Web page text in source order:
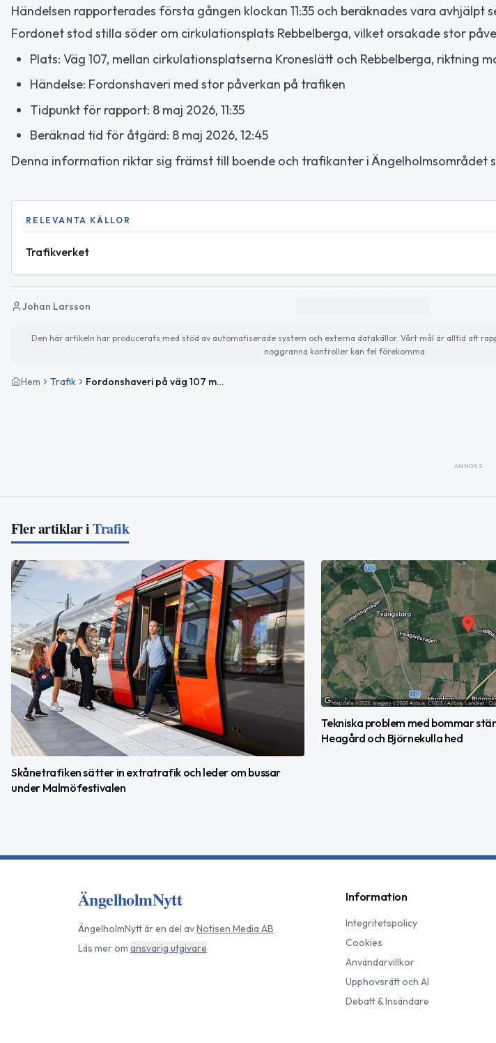
Händelsen rapporterades första gången klockan 11:35 och beräknades vara avhjälpt
Fordonet stod stilla söder om cirkulationsplats Rebbelberga, vilket orsakade stor
Plats: Väg 107, mellan cirkulationsplatserna Kroneslätt och Rebbelberga, riktning
Händelse: Fordonshaveri med stor påverkan på trafiken
Tidpunkt för rapport: 8 maj 2026, 11:35
Beräknad tid för åtgärd: 8 maj 2026, 12:45
Denna information riktar sig främst till boende och trafikanter i Ängelholmsområdet
RELEVANTA KÄLLOR
Trafikverket
Johan Larsson
Den här artikeln har producerats med stöd av automatiserade system och externa datakällor. Vårt mål är alltid att
noggranna kontroller kan fel förekomma.
Hem Trafik Fordonshaveri på väg 107 mellan Kroneslätt och Rebbelberga påverkar trafiken
ANNONS
Fler artiklar iTrafik
Skånetrafiken sätter in extratrafik och leder om bussar
under Malmöfestivalen
Tekniska problem med bommar
Heagård och Björnekulla hed
ÄngelholmNytt
ÄngelholmNyttär en del avNotisen Media AB
Läs mer om ansvarig utgivare
Information
Integritetspolicy
Cookies
Användarvillkor
Upphovsrätt och AI
Debatt & Insändare